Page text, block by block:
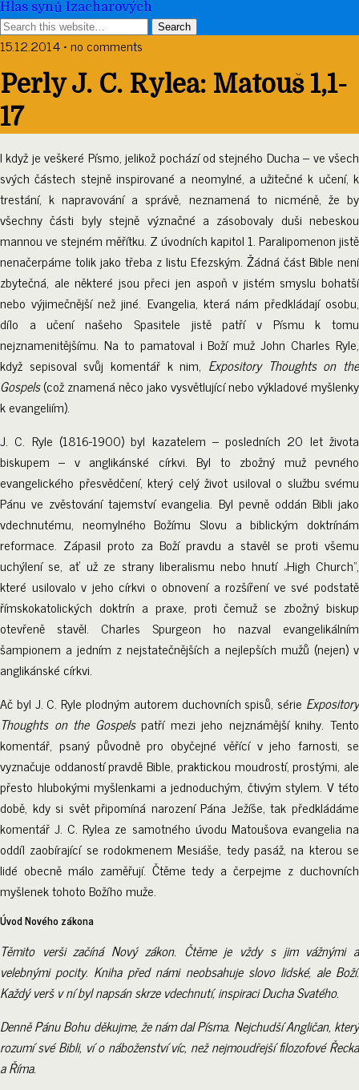
Hlas synů Izacharových
15.12.2014 • no comments
Perly J. C. Rylea: Matouš 1,1-
17
I když je veškeré Písmo, jelikož pochází od stejného Ducha – ve všech
svých částech stejně inspirované a neomylné, a užitečné k učení, k
trestání, k napravování a správě, neznamená to nicméně, že by
všechny části byly stejně význačné a zásobovaly duši nebeskou
mannou ve stejném měřítku. Z úvodních kapitol 1. Paralipomenon jistě
nenačerpáme tolik jako třeba z listu Efezským. Žádná část Bible není
zbytečná, ale některé jsou přeci jen aspoň v jistém smyslu bohatší
nebo výjimečnější než jiné. Evangelia, která nám předkládají osobu,
dílo a učení našeho Spasitele jistě patří v Písmu k tomu
nejznamenitějšímu. Na to pamatoval i Boží muž John Charles Ryle,
když sepisoval svůj komentář k nim, Expository Thoughts on the
Gospels(což znamená něco jako vysvětlující nebo výkladové myšlenky
k evangeliím).
J. C. Ryle (1816-1900) byl kazatelem – posledních 20 let života
biskupem – v anglikánské církvi. Byl to zbožný muž pevného
evangelického přesvědčení, který celý život usiloval o službu svému
Pánu ve zvěstování tajemství evangelia. Byl pevně oddán Bibli jako
vdechnutému, neomylného Božímu Slovu a biblickým doktrínám
reformace. Zápasil proto za Boží pravdu a stavěl se proti všemu
uchýlení se, ať už ze strany liberalismu nebo hnutí „High Church“,
které usilovalo v jeho církvi o obnovení a rozšíření ve své podstatě
římskokatolických doktrín a praxe, proti čemuž se zbožný biskup
otevřeně stavěl. Charles Spurgeon ho nazval evangelikálním
šampionem a jedním z nejstatečnějších a nejlepších mužů (nejen) v
anglikánské církvi.
Ač byl J. C. Ryle plodným autorem duchovních spisů, série Expository
Thoughts on the Gospelspatří mezi jeho nejznámější knihy. Tento
komentář, psaný původně pro obyčejné věřící v jeho farnosti, se
vyznačuje oddaností pravdě Bible, praktickou moudrostí, prostými, ale
přesto hlubokými myšlenkami a jednoduchým, čtivým stylem. V této
době, kdy si svět připomíná narození Pána Ježíše, tak předkládáme
komentář J. C. Rylea ze samotného úvodu Matoušova evangelia na
oddíl zaobírající se rodokmenem Mesiáše, tedy pasáž, na kterou se
lidé obecně málo zaměřují. Čtěme tedy a čerpejme z duchovních
myšlenek tohoto Božího muže.
Úvod Nového zákona
Těmito verši začíná Nový zákon. Čtěme je vždy s jim vážnými a
velebnými pocity. Kniha před námi neobsahuje slovo lidské, ale Boží.
Každý verš v ní byl napsán skrze vdechnutí, inspiraci Ducha Svatého.
Denně Pánu Bohu děkujme, že nám dal Písma. Nejchudší Angličan, který
rozumí své Bibli, ví o náboženství víc, než nejmoudřejší filozofové Řecka
a Říma.